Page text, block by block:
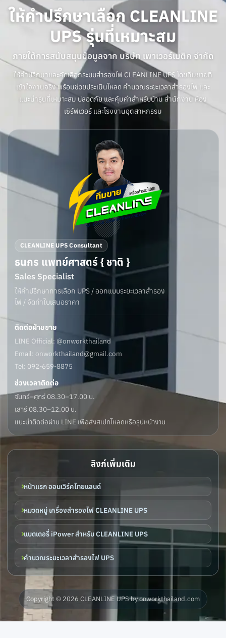
ให้คำปรึกษาเลือก CLEANLINE
UPS รุ่นที่เหมาะสม
ภายใต้การสนับสนุนข้อมูลจาก บริษัท เพาเวอร์เมติค จำกัด
ให้คำปรึกษาและคัดเลือกระบบสำรองไฟ CLEANLINE UPS โดยทีมขายที่
เข้าใจงานจริง พร้อมช่วยประเมินโหลด คำนวณระยะเวลาสำรองไฟ และ
แนะนำรุ่นที่เหมาะสม ปลอดภัย และคุ้มค่าสำหรับบ้าน สำนักงาน ห้อง
เซิร์ฟเวอร์ และโรงงานอุตสาหกรรม
CLEANLINE UPS Consultant
ธนกร แพทย์ศาสตร์ { ชาติ }
Sales Specialist
ให้คำปรึกษาการเลือก UPS / ออกแบบระยะเวลาสำรอง
ไฟ / จัดทำใบเสนอราคา
ติดต่อฝ่ายขาย
LINE Official: @onworkthailand
Email: onworkthailand@gmail.com
Tel: 092-659-8875
ช่วงเวลาติดต่อ
จันทร์–ศุกร์ 08.30–17.00 น.
เสาร์ 08.30–12.00 น.
แนะนำติดต่อผ่าน LINE เพื่อส่งสเปกโหลดหรือรูปหน้างาน
ลิงก์เพิ่มเติม
หน้าแรก ออนเวิร์คไทยแลนด์
หมวดหมู่ เครื่องสำรองไฟ CLEANLINE UPS
แบตเตอรี่ iPower สำหรับ CLEANLINE UPS
คำนวณระยะเวลาสำรองไฟ UPS
Copyright © 2026 CLEANLINE UPS by onworkthailand.com